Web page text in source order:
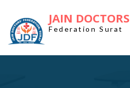
JAIN DOCTORS
Federation Surat